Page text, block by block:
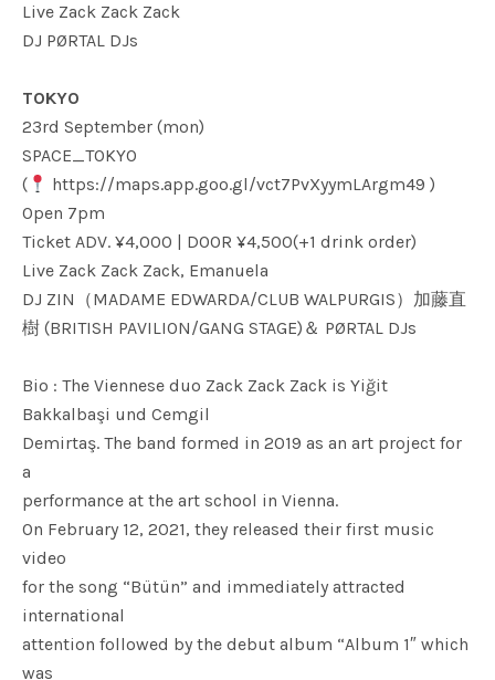
Live Zack Zack Zack
DJ PØRTAL DJs
TOKYO
23rd September (mon)
SPACE_TOKYO
(
https://maps.app.goo.gl/vct7PvXyymLArgm49 )
Open 7pm
Ticket ADV. ¥4,000 | DOOR ¥4,500(+1 drink order)
Live Zack Zack Zack, Emanuela
DJ ZIN（MADAME EDWARDA/CLUB WALPURGIS）加藤直
樹 (BRITISH PAVILION/GANG STAGE)＆ PØRTAL DJs
Bio : The Viennese duo Zack Zack Zack is Yiğit
Bakkalbaşi und Cemgil
Demirtaş. The band formed in 2019 as an art project for
a
performance at the art school in Vienna.
On February 12, 2021, they released their first music
video
for the song “Bütün” and immediately attracted
international
attention followed by the debut album “Album 1″ which
was